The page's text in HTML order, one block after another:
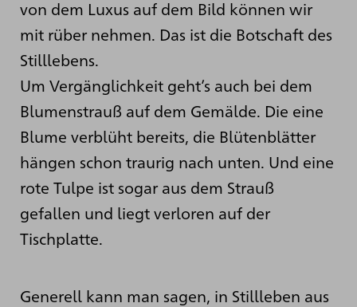
von dem Luxus auf dem Bild können wir
mit rüber nehmen. Das ist die Botschaft des
Stilllebens.
Um Vergänglichkeit geht’s auch bei dem
Blumenstrauß auf dem Gemälde. Die eine
Blume verblüht bereits, die Blütenblätter
hängen schon traurig nach unten. Und eine
rote Tulpe ist sogar aus dem Strauß
gefallen und liegt verloren auf der
Tischplatte.
Generell kann man sagen, in Stillleben aus